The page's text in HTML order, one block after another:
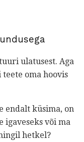
ulatusest. Aga
oma hoovis
endalt küsima, on
igaveseks või ma
hetkel?